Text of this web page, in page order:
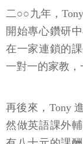
二○○九年，
開始專心鑽研
在一家連鎖的
一對一的家教，
再後來，Tony
然做英語課外